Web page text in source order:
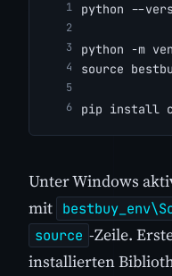
python --
python -m
source
pip install
Unter Windows
mit
source -Zeile.
installierten